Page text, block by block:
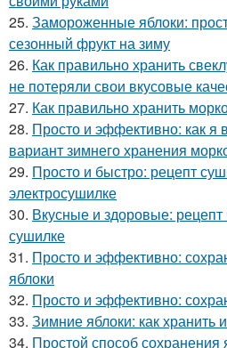
25. Замороженные яблоки:
сезонный фрукт на зиму
26. Как правильно хранить
не потеряли свои вкусовые
27. Как правильно хранить
28. Просто и эффективно: как я
вариант зимнего хранения
29. Просто и быстро: рецепт
электросушилке
30. Вкусные и здоровые: рецепт
сушилке
31. Просто и эффективно:
яблоки
32. Просто и эффективно:
33. Зимние яблоки: как хранить
34. Простой способ сохранения